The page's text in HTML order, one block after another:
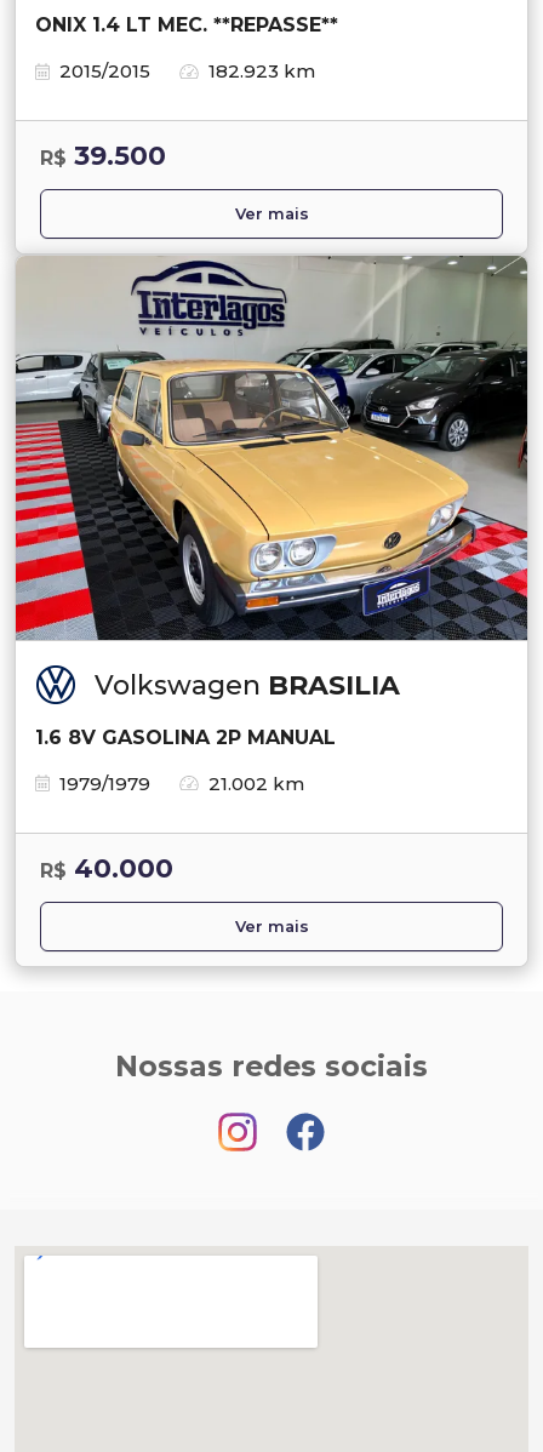
ONIX 1.4 LT MEC. **REPASSE**
2015/2015
182.923 km
R$ 39.500
Ver mais
Volkswagen BRASILIA
1.6 8V GASOLINA 2P MANUAL
1979/1979
21.002 km
R$ 40.000
Ver mais
Nossas redes sociais